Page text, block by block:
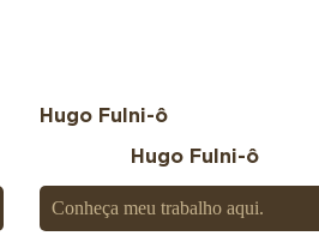
Hugo Fulni-ô
Hugo Fulni-ô
Conheça meu trabalhoaqui.